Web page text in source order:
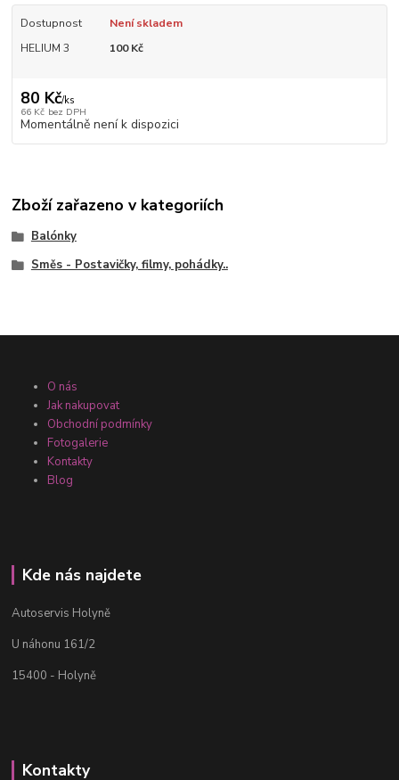
Dostupnost
Není skladem
HELIUM 3
100 Kč
80 Kč/ks
66 Kč bez DPH
Momentálně není k dispozici
Zboží zařazeno v kategoriích
Balónky
Směs - Postavičky, filmy, pohádky..
O nás
Jak nakupovat
Obchodní podmínky
Fotogalerie
Kontakty
Blog
Kde nás najdete
Autoservis Holyně
U náhonu 161/2
15400 - Holyně
Kontakty